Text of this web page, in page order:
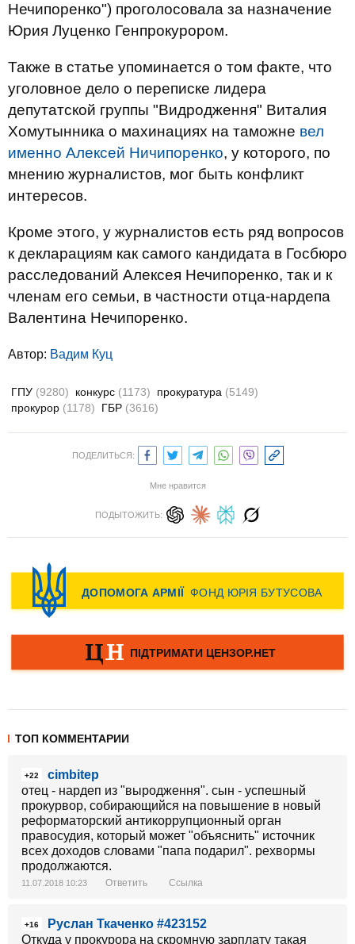
Нечипоренко") проголосовала за назначение
Юрия Луценко Генпрокурором.
Также в статье упоминается о том факте, что
уголовное дело о переписке лидера
депутатской группы "Видродження" Виталия
Хомутынника о махинациях на таможне вел
именно Алексей Ничипоренко, у которого, по
мнению журналистов, мог быть конфликт
интересов.
Кроме этого, у журналистов есть ряд вопросов
к декларациям как самого кандидата в Госбюро
расследований Алексея Нечипоренко, так и к
членам его семьи, в частности отца-нардепа
Валентина Нечипоренко.
Автор: Вадим Куц
ГПУ (9280) конкурс (1173) прокуратура (5149)
прокурор (1178) ГБР (3616)
ПОДЕЛИТЬСЯ:
Мне нравится
ПОДЫТОЖИТЬ:
ТОП КОММЕНТАРИИ
+22
cimbitep
отец - нардеп из "выродження". сын - успешный
прокурвор, собирающийся на повышение в новый
реформаторский антикоррупционный орган
правосудия, который может "объяснить" источник
всех доходов словами "папа подарил". рехвормы
продолжаются.
11.07.2018 10:23 Ответить Ссылка
+16
Руслан Ткаченко #423152
Откуда у прокурора на скромную зарплату такая